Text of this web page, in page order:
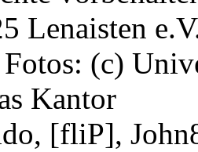
Lenaisten
Fotos: (c)
Kantor
[fliP],